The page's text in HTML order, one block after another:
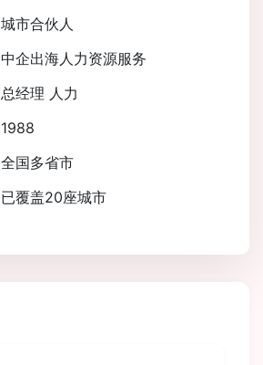
城市合伙人
中企出海人力资源服务
总经理 人力
1988
全国多省市
已覆盖20座城市